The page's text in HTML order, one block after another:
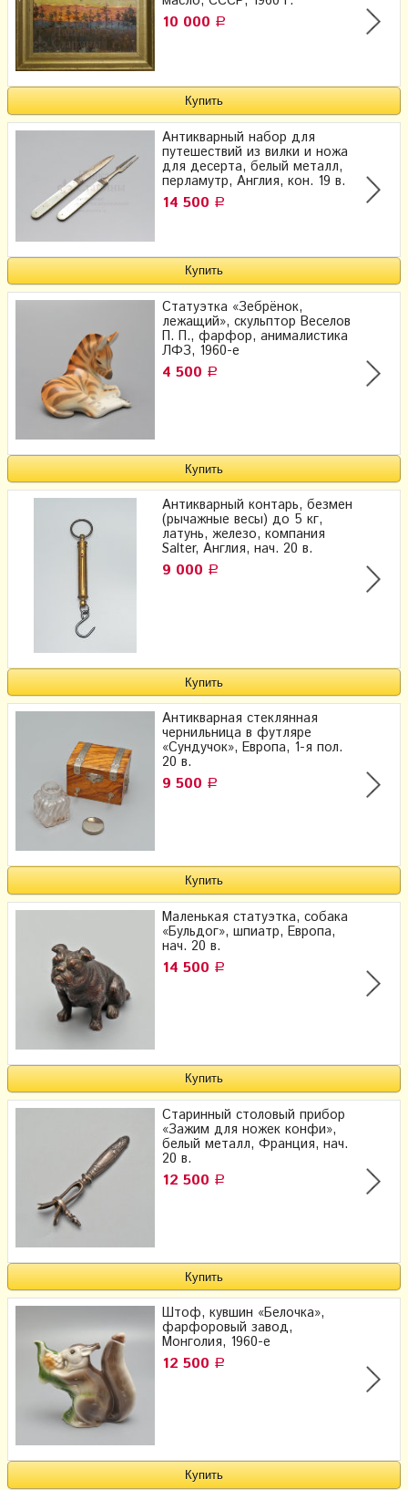
10 000 Р
Антикварный набор для
путешествий из вилки и ножа​
для десерта, белый металл,
перламутр, Англия, кон. 19 в.
14 500 Р
Статуэтка «Зебрёнок,
лежащий», скульптор Веселов
П. П., фарфор, анималистика
ЛФЗ, 1960-е
4 500 Р
Антикварный контарь, безмен
(рычажные весы) до 5 кг,
латунь, железо, компания
Salter, Англия, нач. 20 в.
9 000 Р
Антикварная стеклянная
чернильница в футляре
«Сундучок», Европа, 1-я пол.
20 в.
9 500 Р
Маленькая статуэтка, собака
«Бульдог», шпиатр, Европа,
нач. 20 в.
14 500 Р
Старинный столовый прибор
«Зажим для ножек конфи»,
белый металл, Франция, нач.
20 в.
12 500 Р
Штоф, кувшин «Белочка»,
фарфоровый завод,
Монголия, 1960-е
12 500 Р